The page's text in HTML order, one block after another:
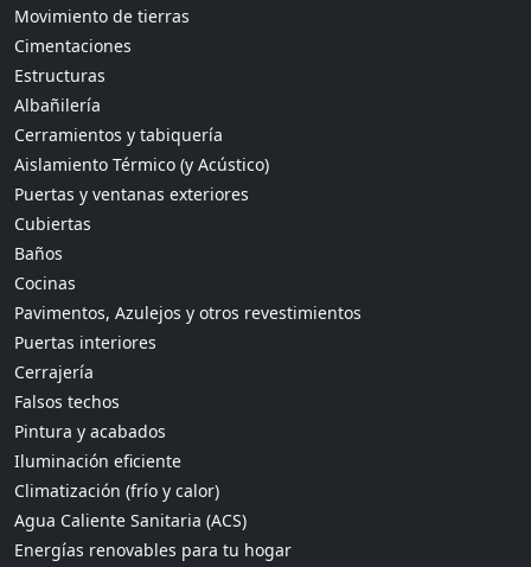
Movimiento de tierras
Cimentaciones
Estructuras
Albañilería
Cerramientos y tabiquería
Aislamiento Térmico (y Acústico)
Puertas y ventanas exteriores
Cubiertas
Baños
Cocinas
Pavimentos, Azulejos y otros revestimientos
Puertas interiores
Cerrajería
Falsos techos
Pintura y acabados
Iluminación eficiente
Climatización (frío y calor)
Agua Caliente Sanitaria (ACS)
Energías renovables para tu hogar